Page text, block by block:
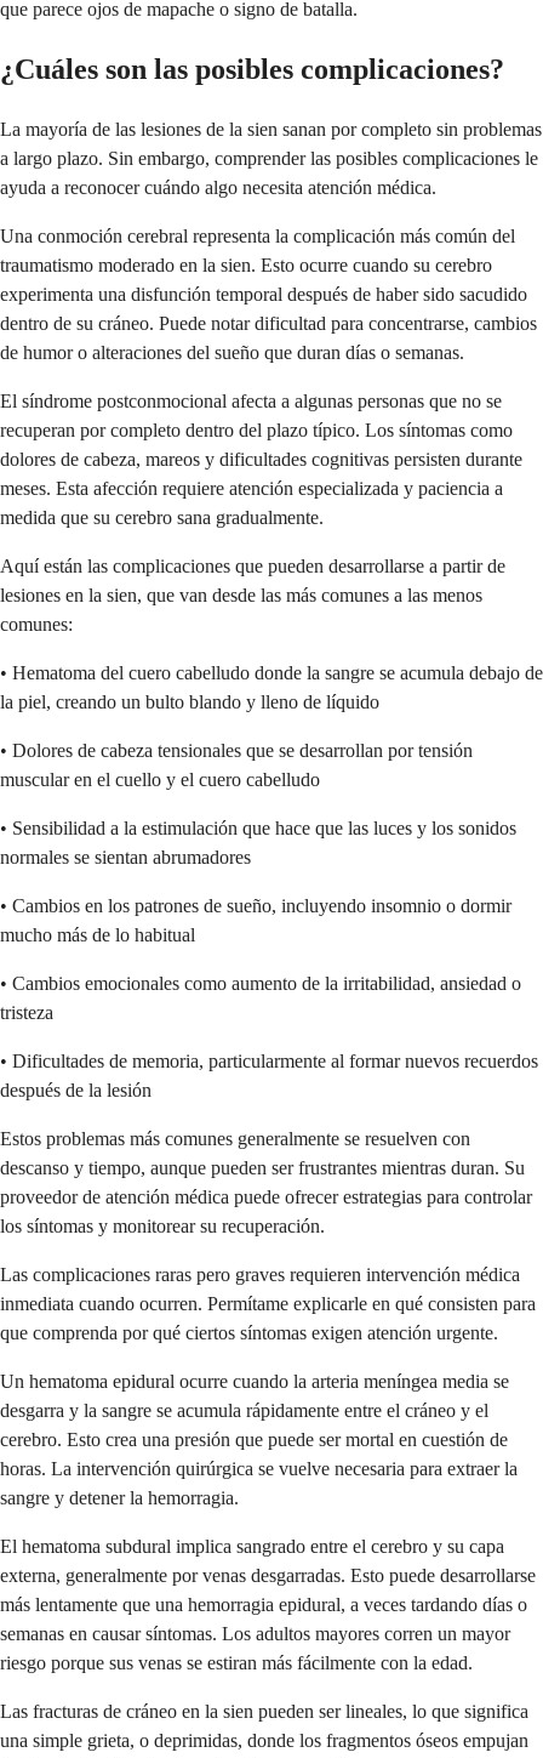
que parece ojos de mapache o signo de batalla.
¿Cuáles son las posibles complicaciones?
La mayoría de las lesiones de la sien sanan por completo sin problemas
a largo plazo. Sin embargo, comprender las posibles complicaciones le
ayuda a reconocer cuándo algo necesita atención médica.
Una conmoción cerebral representa la complicación más común del
traumatismo moderado en la sien. Esto ocurre cuando su cerebro
experimenta una disfunción temporal después de haber sido sacudido
dentro de su cráneo. Puede notar dificultad para concentrarse, cambios
de humor o alteraciones del sueño que duran días o semanas.
El síndrome postconmocional afecta a algunas personas que no se
recuperan por completo dentro del plazo típico. Los síntomas como
dolores de cabeza, mareos y dificultades cognitivas persisten durante
meses. Esta afección requiere atención especializada y paciencia a
medida que su cerebro sana gradualmente.
Aquí están las complicaciones que pueden desarrollarse a partir de
lesiones en la sien, que van desde las más comunes a las menos
comunes:
• Hematoma del cuero cabelludo donde la sangre se acumula debajo de
la piel, creando un bulto blando y lleno de líquido
• Dolores de cabeza tensionales que se desarrollan por tensión
muscular en el cuello y el cuero cabelludo
• Sensibilidad a la estimulación que hace que las luces y los sonidos
normales se sientan abrumadores
• Cambios en los patrones de sueño, incluyendo insomnio o dormir
mucho más de lo habitual
• Cambios emocionales como aumento de la irritabilidad, ansiedad o
tristeza
• Dificultades de memoria, particularmente al formar nuevos recuerdos
después de la lesión
Estos problemas más comunes generalmente se resuelven con
descanso y tiempo, aunque pueden ser frustrantes mientras duran. Su
proveedor de atención médica puede ofrecer estrategias para controlar
los síntomas y monitorear su recuperación.
Las complicaciones raras pero graves requieren intervención médica
inmediata cuando ocurren. Permítame explicarle en qué consisten para
que comprenda por qué ciertos síntomas exigen atención urgente.
Un hematoma epidural ocurre cuando la arteria meníngea media se
desgarra y la sangre se acumula rápidamente entre el cráneo y el
cerebro. Esto crea una presión que puede ser mortal en cuestión de
horas. La intervención quirúrgica se vuelve necesaria para extraer la
sangre y detener la hemorragia.
El hematoma subdural implica sangrado entre el cerebro y su capa
externa, generalmente por venas desgarradas. Esto puede desarrollarse
más lentamente que una hemorragia epidural, a veces tardando días o
semanas en causar síntomas. Los adultos mayores corren un mayor
riesgo porque sus venas se estiran más fácilmente con la edad.
Las fracturas de cráneo en la sien pueden ser lineales, lo que significa
una simple grieta, o deprimidas, donde los fragmentos óseos empujan